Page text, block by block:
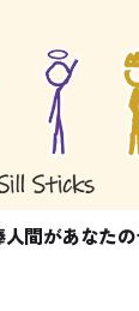
間があなた